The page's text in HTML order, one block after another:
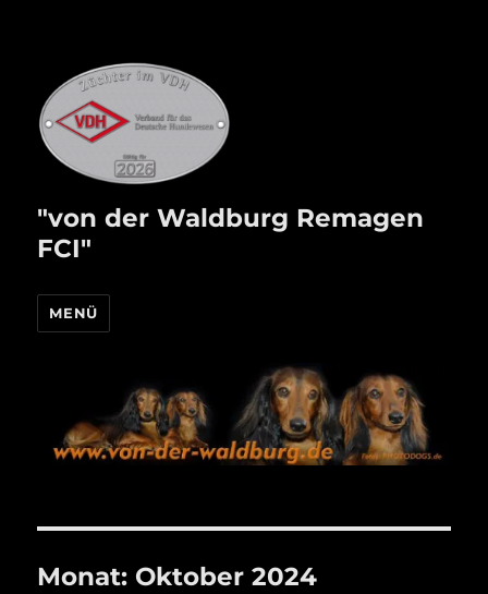
"von der Waldburg Remagen
FCI"
MENÜ
Monat: Oktober 2024